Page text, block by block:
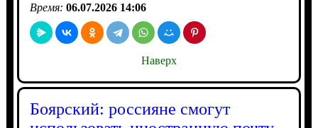
Время: 06.07.2026 14:06
Наверх
Боярский: россияне смогут